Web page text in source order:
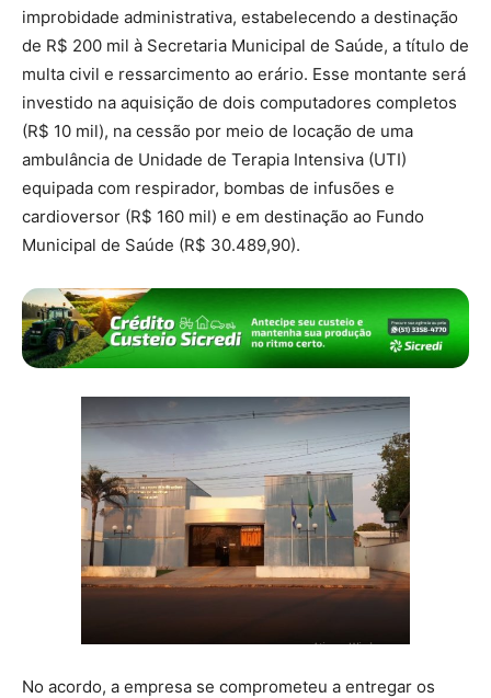
improbidade administrativa, estabelecendo a destinação
de R$ 200 mil à Secretaria Municipal de Saúde, a título de
multa civil e ressarcimento ao erário. Esse montante será
investido na aquisição de dois computadores completos
(R$ 10 mil), na cessão por meio de locação de uma
ambulância de Unidade de Terapia Intensiva (UTI)
equipada com respirador, bombas de infusões e
cardioversor (R$ 160 mil) e em destinação ao Fundo
Municipal de Saúde (R$ 30.489,90).
No acordo, a empresa se comprometeu a entregar os